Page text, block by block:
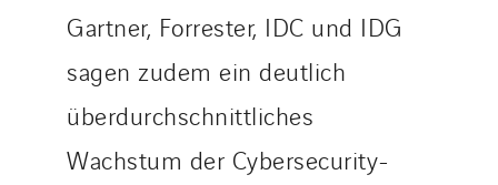
Gartner, Forrester, IDC und IDG
sagen zudem ein deutlich
überdurchschnittliches
Wachstum der Cybersecurity-